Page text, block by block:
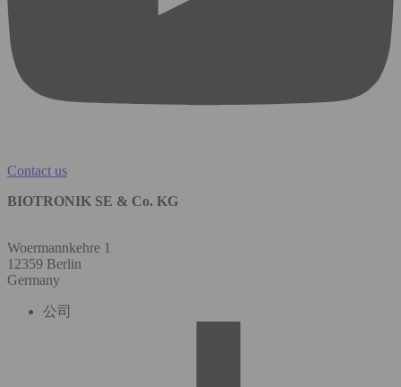
Contact us
BIOTRONIK SE & Co. KG
Woermannkehre 1
12359 Berlin
Germany
公司